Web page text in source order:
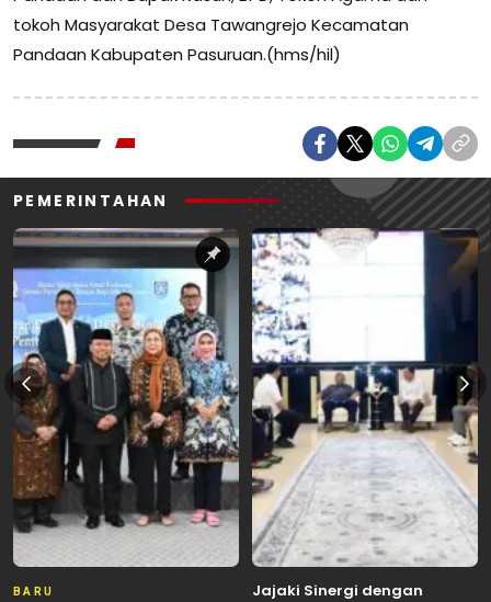
tokoh Masyarakat Desa Tawangrejo Kecamatan
Pandaan Kabupaten Pasuruan.(hms/hil)
PEMERINTAHAN
BARU
Jajaki Sinergi dengan